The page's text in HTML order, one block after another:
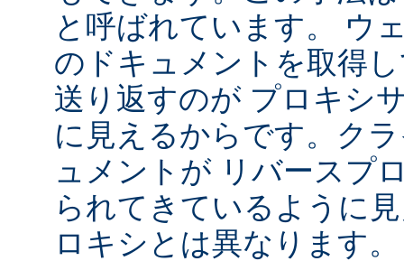
と呼ばれています。 ウ
のドキュメントを取得
送り返すのが プロキシ
に見えるからです。ク
ュメントが リバースプ
られてきているように
ロキシとは異なります。